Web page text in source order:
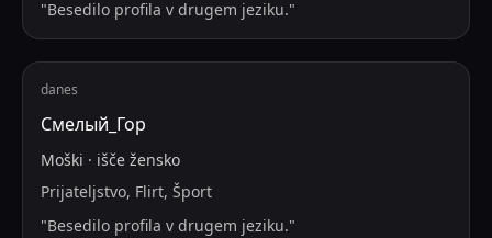
"Besedilo profila v drugem jeziku."
danes
Смелый_Гор
Moški · išče žensko
Prijateljstvo, Flirt, Šport
"Besedilo profila v drugem jeziku."